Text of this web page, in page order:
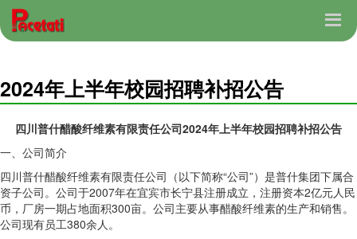
2024年上半年校园招聘补招公告
四川普什醋酸纤维素有限责任公司2024年上半年校园招聘补招公告
一、公司简介
四川普什醋酸纤维素有限责任公司（以下简称“公司”）是普什集团下属合
资子公司。公司于2007年在宜宾市长宁县注册成立，注册资本2亿元人民
币，厂房一期占地面积300亩。公司主要从事醋酸纤维素的生产和销售。
公司现有员工380余人。